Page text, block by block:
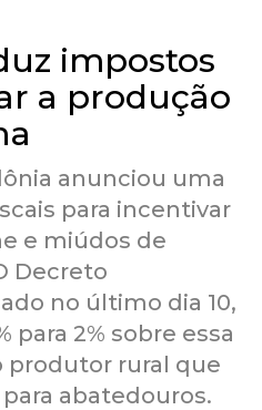
impostos
a produção
anunciou uma
para incentivar
e miúdos de
Decreto
no último dia 10,
para 2% sobre essa
produtor rural que
abatedouros.